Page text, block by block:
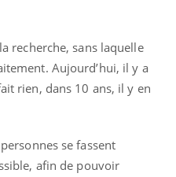
recherche, sans laquelle
Aujourd’hui, il y a
rien, dans 10 ans, il y en
se fassent
afin de pouvoir